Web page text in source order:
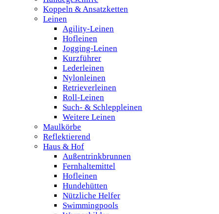
Koppeln & Ansatzketten
Leinen
Agility-Leinen
Hofleinen
Jogging-Leinen
Kurzführer
Lederleinen
Nylonleinen
Retrieverleinen
Roll-Leinen
Such- & Schleppleinen
Weitere Leinen
Maulkörbe
Reflektierend
Haus & Hof
Außentrinkbrunnen
Fernhaltemittel
Hofleinen
Hundehütten
Nützliche Helfer
Swimmingpools